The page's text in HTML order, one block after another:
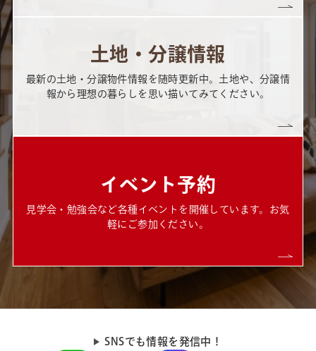
土地・分譲情報
最新の土地・分譲物件情報を随時更新中。土地や、分譲情
報から理想の暮らしを思い描いてみてください。
イベント予約
見学会・勉強会など各種イベントを開催しています。お気
軽にご参加ください。
SNSでも情報を発信中！